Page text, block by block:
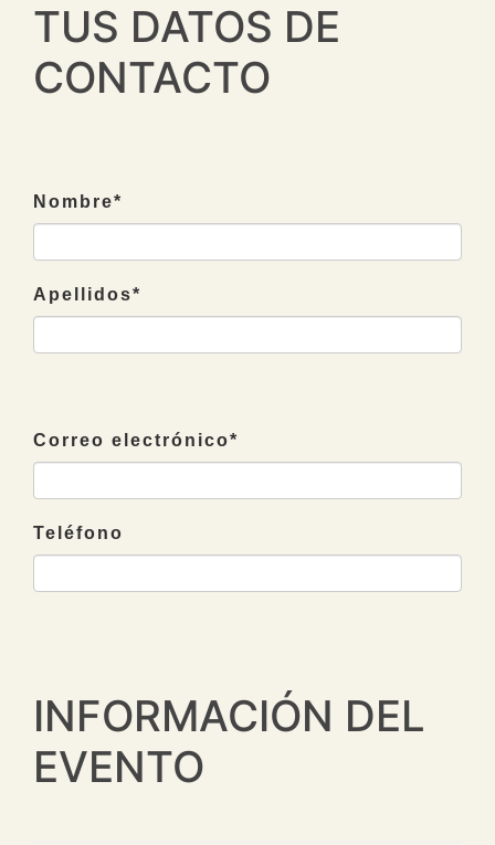
TUS DATOS DE
CONTACTO
Nombre*
Apellidos*
Correo electrónico*
Teléfono
INFORMACIÓN DEL
EVENTO